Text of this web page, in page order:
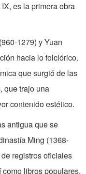
es la primera obra
1279) y Yuan
hacia lo folclórico.
que surgió de las
que trajo una
contenido estético.
antigua que se
Ming (1368-
registros oficiales
libros populares.